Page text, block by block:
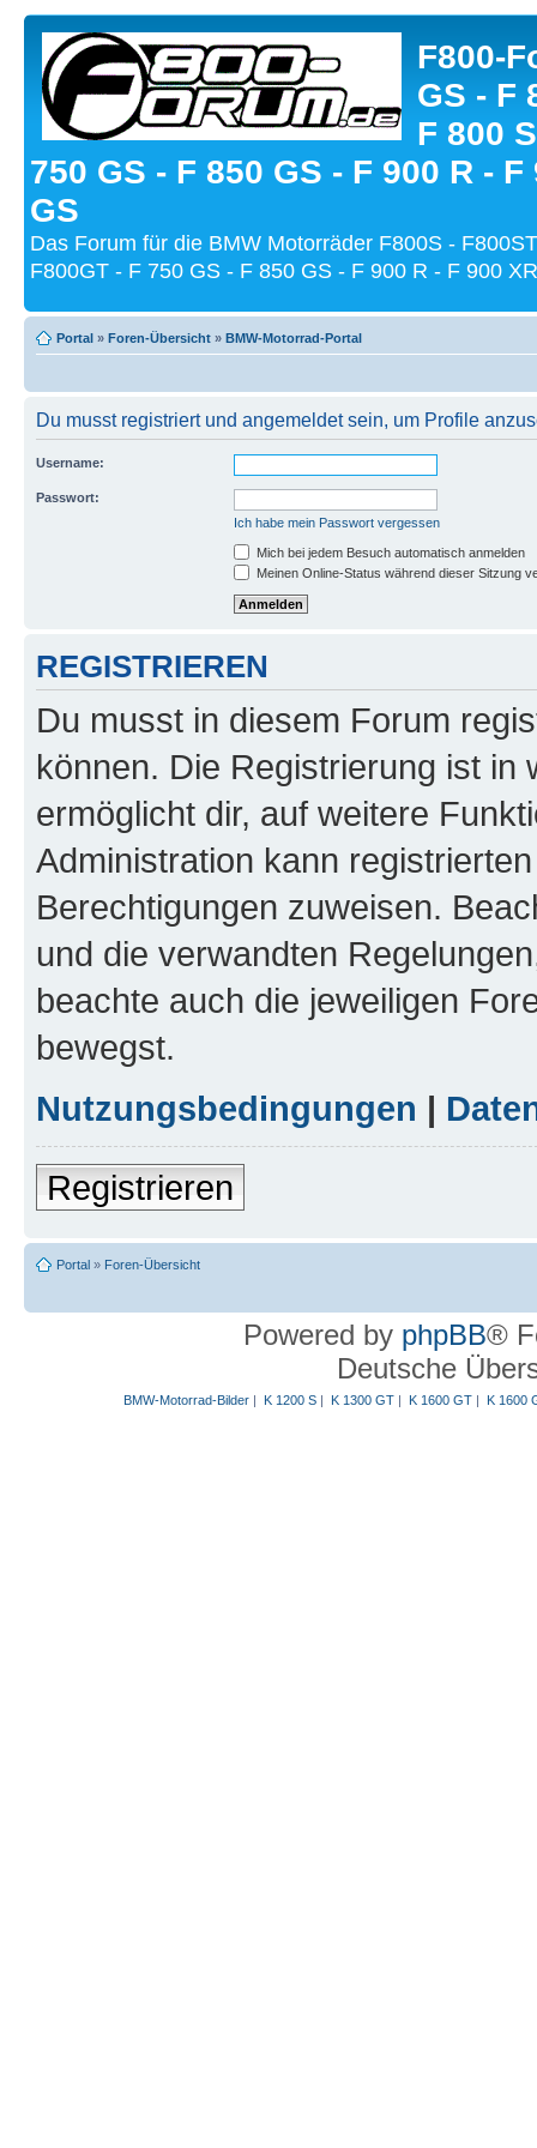
F800-
GS - F
F 800
750 GS - F 850 GS - F 900 R - F
GS
Das Forum für die BMW Motorräder F800S -
F800GT - F 750 GS - F 850 GS - F 900 R - F 900
Portal » Foren-Übersicht » BMW-Motorrad-Portal
Du musst registriert und angemeldet sein, um Profile
Username:
Passwort:
Ich habe mein Passwort vergessen
Mich bei jedem Besuch automatisch anmelden
Meinen Online-Status während dieser Sitzung
REGISTRIEREN
Du musst in diesem Forum
können. Die Registrierung ist in
ermöglicht dir, auf weitere
Administration kann
Berechtigungen zuweisen.
und die verwandten
beachte auch die jeweiligen
bewegst.
Nutzungsbedingungen |
Registrieren
Portal » Foren-Übersicht
Powered by phpBB®
Deutsche
BMW-Motorrad-Bilder| K 1200 S| K 1300 GT| K 1600 GT| K 1600